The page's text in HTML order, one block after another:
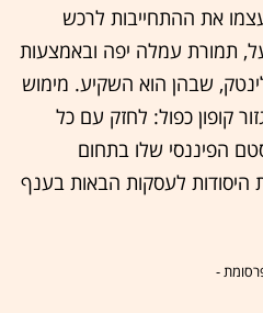
את ההתחייבות לרכש
תמורת עמלה יפה ובאמצעות
שבהן הוא השקיע. מימוש
קופון כפול: לחזק עם כל
הפיננסי שלו בתחום
היסודות לעסקות הבאות בענף
-